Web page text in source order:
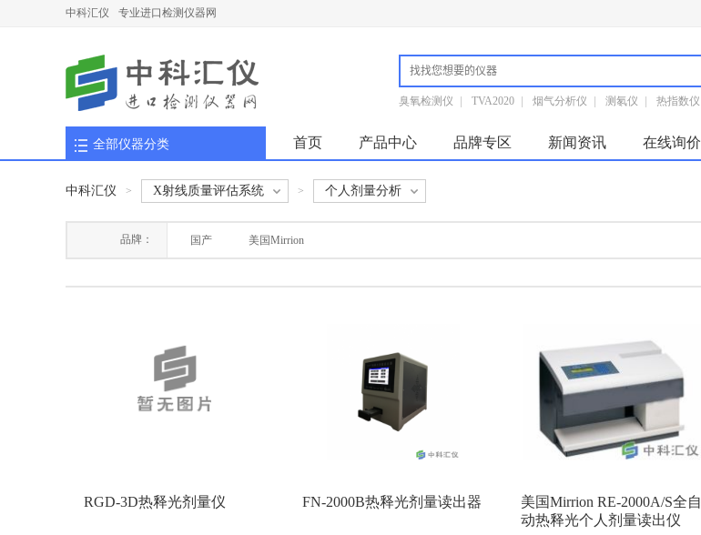
中科汇仪 专业进口检测仪器网
臭氧检测仪 TVA2020 烟气分析仪 测氡仪 热指数仪
首页 产品中心 品牌专区 新闻资讯 在线询价
全部仪器分类
中科汇仪 > X射线质量评估系统 > 个人剂量分析
品牌： 国产 美国Mirrion
RGD-3D热释光剂量仪 FN-2000B热释光剂量读出器
美国Mirrion RE-2000A/S全自
动热释光个人剂量读出仪